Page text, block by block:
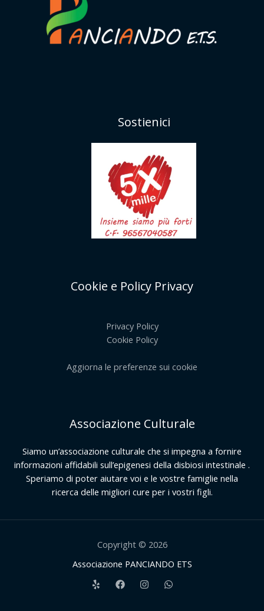
Sostienici
Cookie e Policy Privacy
Privacy Policy
Cookie Policy
Aggiorna le preferenze sui cookie
Associazione Culturale
Siamo un’associazione culturale che si impegna a fornire
informazioni affidabili sull’epigenesi della disbiosi intestinale .
Speriamo di poter aiutare voi e le vostre famiglie nella
ricerca delle migliori cure per i vostri figli.
Copyright © 2026
Associazione PANCIANDO ETS